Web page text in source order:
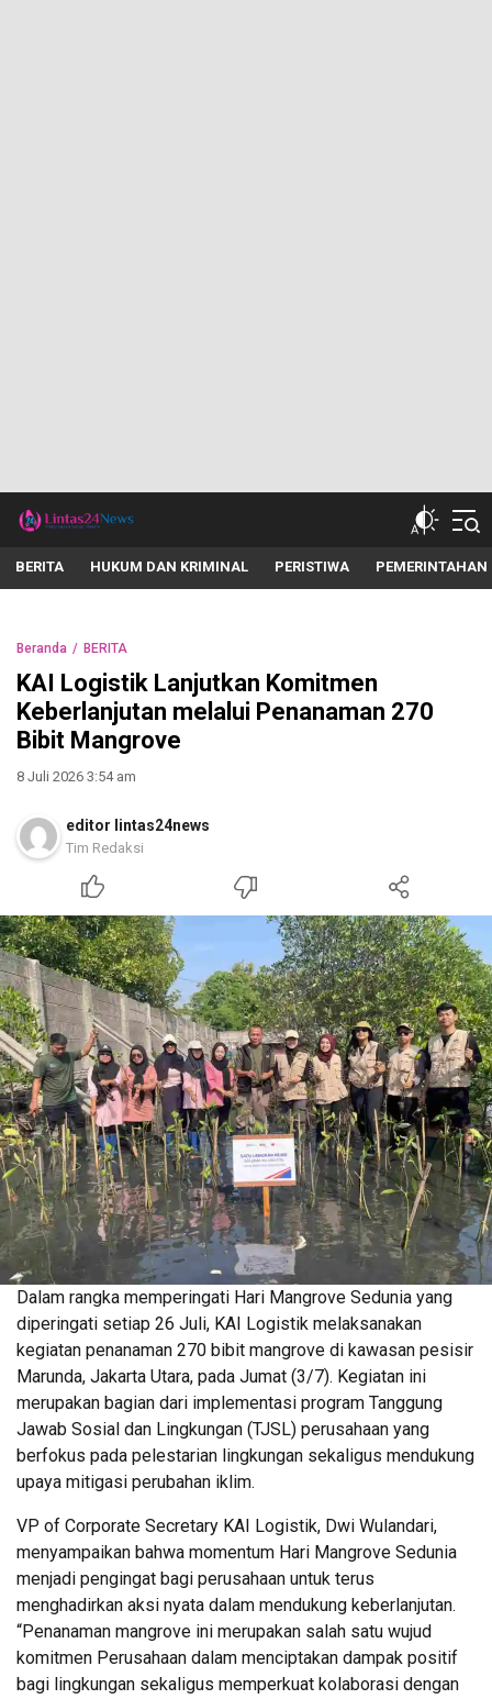
lintas24news.com
Menyingkap Setiap Realita
BERITA HUKUM DAN KRIMINAL PERISTIWA PEMERINTAHAN
Beranda BERITA
KAI Logistik Lanjutkan Komitmen
Keberlanjutan melalui Penanaman 270
Bibit Mangrove
8 Juli 2026 3:54 am
editor lintas24news
Tim Redaksi
Dalam rangka memperingati Hari Mangrove Sedunia yang
diperingati setiap 26 Juli, KAI Logistik melaksanakan
kegiatan penanaman 270 bibit mangrove di kawasan pesisir
Marunda, Jakarta Utara, pada Jumat (3/7). Kegiatan ini
merupakan bagian dari implementasi program Tanggung
Jawab Sosial dan Lingkungan (TJSL) perusahaan yang
berfokus pada pelestarian lingkungan sekaligus mendukung
upaya mitigasi perubahan iklim.
VP of Corporate Secretary KAI Logistik, Dwi Wulandari,
menyampaikan bahwa momentum Hari Mangrove Sedunia
menjadi pengingat bagi perusahaan untuk terus
menghadirkan aksi nyata dalam mendukung keberlanjutan.
“Penanaman mangrove ini merupakan salah satu wujud
komitmen Perusahaan dalam menciptakan dampak positif
bagi lingkungan sekaligus memperkuat kolaborasi dengan